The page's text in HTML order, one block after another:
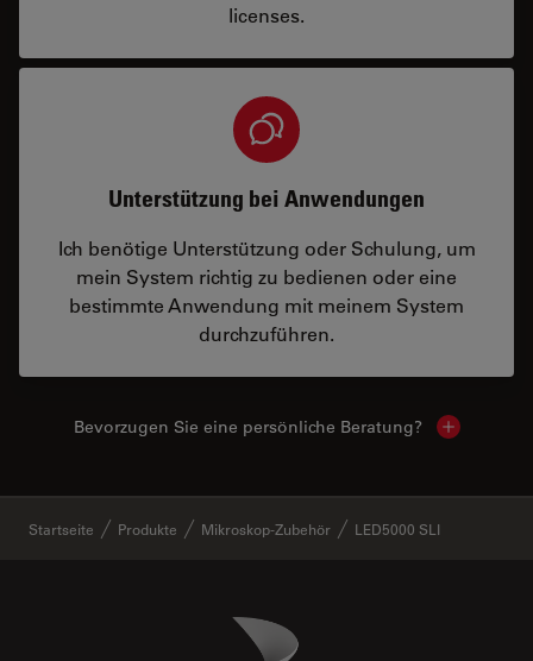
licenses.
Unterstützung bei Anwendungen
Ich benötige Unterstützung oder Schulung, um
mein System richtig zu bedienen oder eine
bestimmte Anwendung mit meinem System
durchzuführen.
Bevorzugen Sie eine persönliche Beratung? Show
Startseite Produkte Mikroskop-Zubehör LED5000 SLI
Danaher Logo